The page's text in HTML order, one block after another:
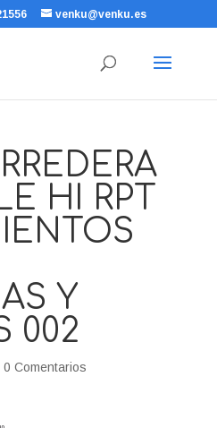
venku@venku.es
HI RPT
Y
002
0 Comentarios